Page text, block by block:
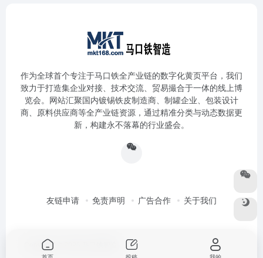
作为全球首个专注于马口铁全产业链的数字化黄页平台，我们
致力于打造集企业对接、技术交流、贸易撮合于一体的线上博
览会。网站汇聚国内镀锡铁皮制造商、制罐企业、包装设计
商、原料供应商等全产业链资源，通过精准分类与动态数据更
新，构建永不落幕的行业盛会。
友链申请 免责声明 广告合作 关于我们
Copyright © 2026